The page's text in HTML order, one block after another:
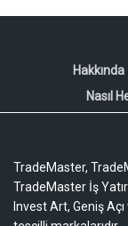
Hakkında
Nasıl
TradeMaster,
TradeMaster İş
Invest Art, Geniş